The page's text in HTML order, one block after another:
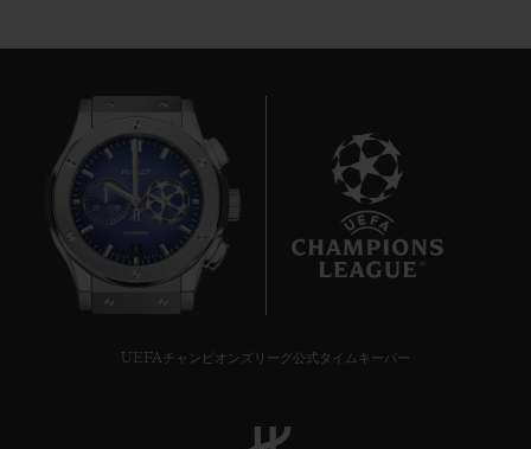
UEFAチャンピオンズリーグ公式タイムキーパー